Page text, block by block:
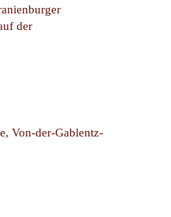
der
Von-der-Gablentz-